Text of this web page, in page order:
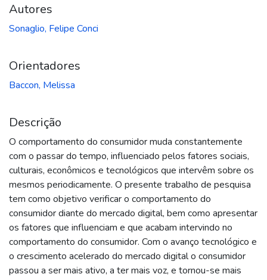
Autores
Sonaglio, Felipe Conci
Orientadores
Baccon, Melissa
Descrição
O comportamento do consumidor muda constantemente
com o passar do tempo, influenciado pelos fatores sociais,
culturais, econômicos e tecnológicos que intervêm sobre os
mesmos periodicamente. O presente trabalho de pesquisa
tem como objetivo verificar o comportamento do
consumidor diante do mercado digital, bem como apresentar
os fatores que influenciam e que acabam intervindo no
comportamento do consumidor. Com o avanço tecnológico e
o crescimento acelerado do mercado digital o consumidor
passou a ser mais ativo, a ter mais voz, e tornou-se mais